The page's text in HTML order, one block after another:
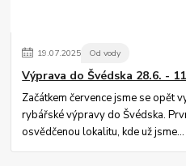
19.07.2025 Od vody
Výprava do Švédska 28.6. -
Začátkem července jsme se opět
rybářské výpravy do Švédska.
osvědčenou lokalitu, kde už